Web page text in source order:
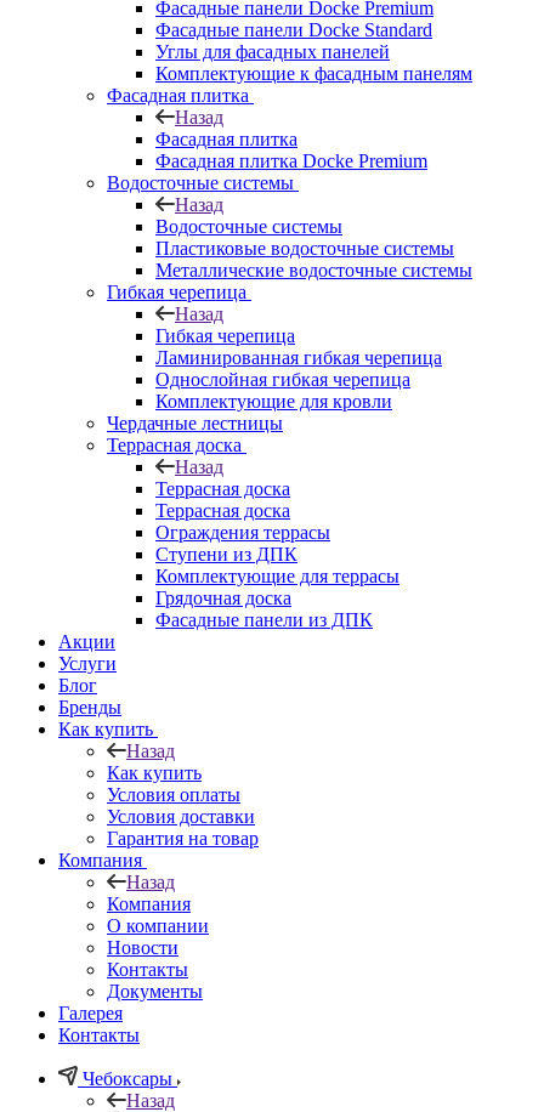
Фасадные панели Docke Premium
Фасадные панели Docke Standard
Углы для фасадных панелей
Комплектующие к фасадным панелям
Фасадная плитка
Назад
Фасадная плитка
Фасадная плитка Docke Premium
Водосточные системы
Назад
Водосточные системы
Пластиковые водосточные системы
Металлические водосточные системы
Гибкая черепица
Назад
Гибкая черепица
Ламинированная гибкая черепица
Однослойная гибкая черепица
Комплектующие для кровли
Чердачные лестницы
Террасная доска
Назад
Террасная доска
Террасная доска
Ограждения террасы
Ступени из ДПК
Комплектующие для террасы
Грядочная доска
Фасадные панели из ДПК
Акции
Услуги
Блог
Бренды
Как купить
Назад
Как купить
Условия оплаты
Условия доставки
Гарантия на товар
Компания
Назад
Компания
О компании
Новости
Контакты
Документы
Галерея
Контакты
Чебоксары
Назад